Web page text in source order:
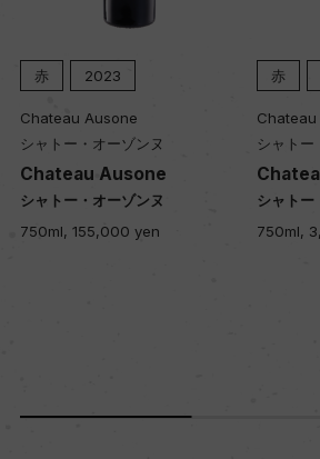
メドック 第2級格付
入数
12
色
赤
赤 2023
Chateau Ausone
シャトー・オーゾンヌ
Chateau Ausone
シャトー・オーゾンヌ
750ml, 155,000 yen
赤
シャトー
シャトー
750ml,